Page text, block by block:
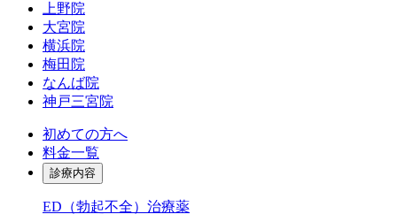
上野院
大宮院
横浜院
梅田院
なんば院
神戸三宮院
初めての方へ
料金一覧
診療内容
ED（勃起不全）治療薬